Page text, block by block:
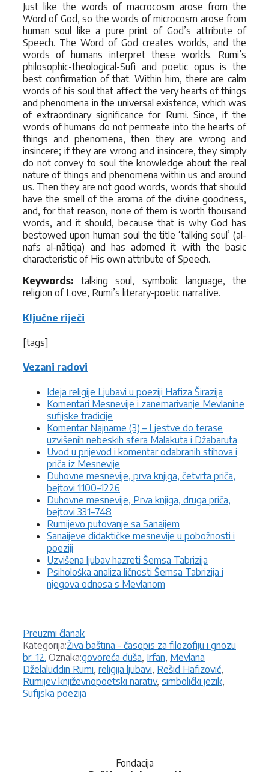
Just like the words of macrocosm arose from the
Word of God, so the words of microcosm arose from
human soul like a pure print of God’s attribute of
Speech. The Word of God creates worlds, and the
words of humans interpret these worlds. Rumi’s
philosophic-theological-Sufi and poetic opus is the
best confirmation of that. Within him, there are calm
words of his soul that affect the very hearts of things
and phenomena in the universal existence, which was
of extraordinary significance for Rumi. Since, if the
words of humans do not permeate into the hearts of
things and phenomena, then they are wrong and
insincere; if they are wrong and insincere, they simply
do not convey to soul the knowledge about the real
nature of things and phenomena within us and around
us. Then they are not good words, words that should
have the smell of the aroma of the divine goodness,
and, for that reason, none of them is worth thousand
words, and it should, because that is why God has
bestowed upon human soul the title ‘talking soul’ (al-
nafs al-nātiqa) and has adorned it with the basic
characteristic of His own attribute of Speech.
Keywords: talking soul, symbolic language, the
religion of Love, Rumi’s literary-poetic narrative.
Ključne riječi
[tags]
Vezani radovi
Ideja religije Ljubavi u poeziji Hafiza Širazija
Komentari Mesnevije i zanemarivanje Mevlanine
sufijske tradicije
Komentar Najname (3) – Ljestve do terase
uzvišenih nebeskih sfera Malakuta i Džabaruta
Uvod u prijevod i komentar odabranih stihova i
priča iz Mesnevije
Duhovne mesnevije, prva knjiga, četvrta priča,
bejtovi 1100–1226
Duhovne mesnevije, Prva knjiga, druga priča,
bejtovi 331–748
Rumijevo putovanje sa Sanaijem
Sanaijeve didaktičke mesnevije u pobožnosti i
poeziji
Uzvišena ljubav hazreti Šemsa Tabrizija
Psihološka analiza ličnosti Šemsa Tabrizija i
njegova odnosa s Mevlanom
Preuzmi članak
Kategorija:Kategorije
Živa baština - časopis za filozofiju i gnozu
br. 12. Oznaka:Oznake
govoreća duša, Irfan, Mevlana
Dželaluddin Rumi, religija ljubavi, Rešid Hafizović,
Rumijev književnopoetski narativ, simbolički jezik,
Sufijska poezija
Fondacija